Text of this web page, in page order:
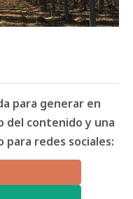
para generar en
del contenido y una
redes sociales: